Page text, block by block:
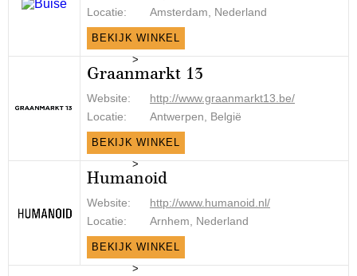
Locatie:
Amsterdam, Nederland
BEKIJK WINKEL
>
Graanmarkt 13
Website:
http://www.graanmarkt13.be/
Locatie:
Antwerpen, België
BEKIJK WINKEL
>
Humanoid
Website:
http://www.humanoid.nl/
Locatie:
Arnhem, Nederland
BEKIJK WINKEL
>